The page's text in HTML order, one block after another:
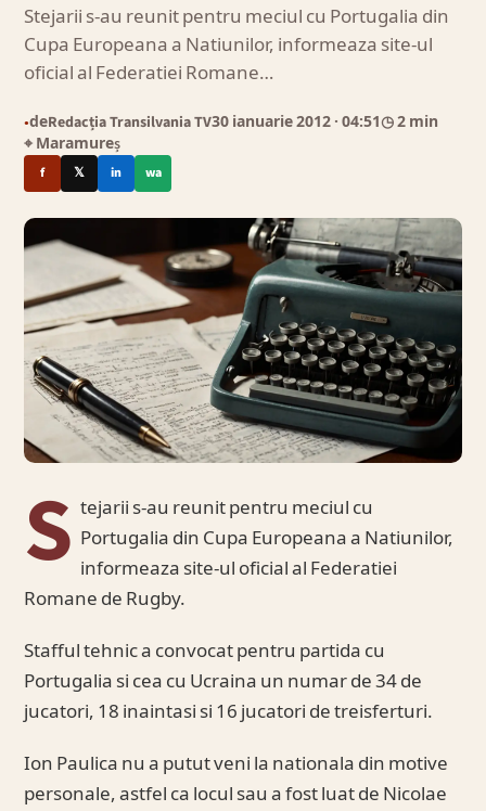
Stejarii s-au reunit pentru meciul cu Portugalia din
Cupa Europeana a Natiunilor, informeaza site-ul
oficial al Federatiei Romane…
●deRedacția Transilvania TV30 ianuarie 2012 · 04:51◷ 2 min
⌖ Maramureș
f 𝕏 in wa
S tejarii s-au reunit pentru meciul cu
Portugalia din Cupa Europeana a Natiunilor,
informeaza site-ul oficial al Federatiei
Romane de Rugby.
Stafful tehnic a convocat pentru partida cu
Portugalia si cea cu Ucraina un numar de 34 de
jucatori, 18 inaintasi si 16 jucatori de treisferturi.
Ion Paulica nu a putut veni la nationala din motive
personale, astfel ca locul sau a fost luat de Nicolae